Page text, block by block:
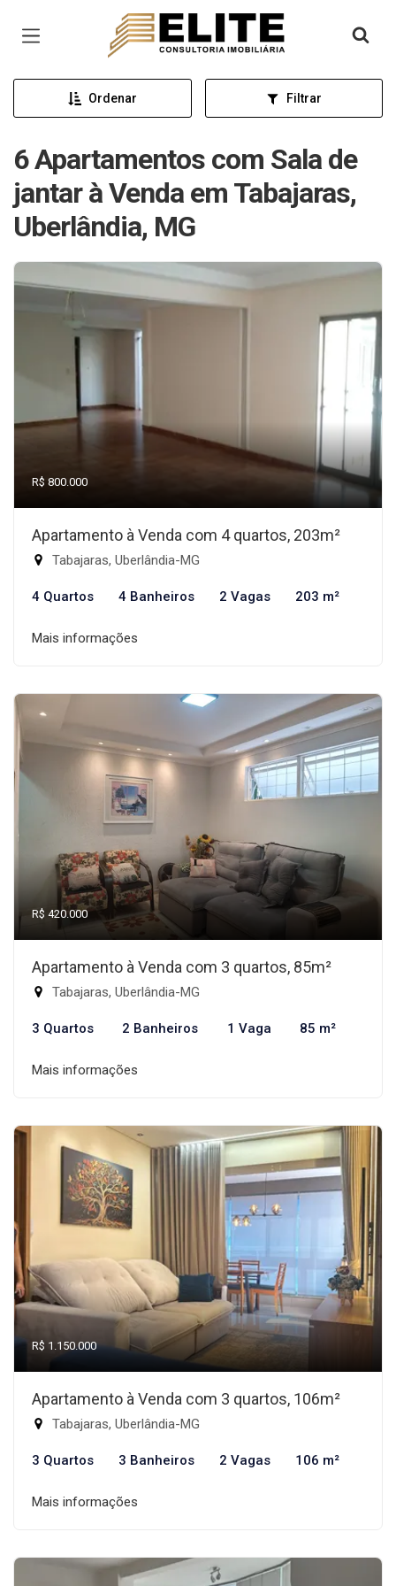
Página inicial
Ordenar Filtrar
6 Apartamentos com Sala de
jantar à Venda em Tabajaras,
Uberlândia, MG
R$ 800.000
Apartamento à Venda com 4 quartos, 203m²
Tabajaras, Uberlândia-MG
4 Quartos 4 Banheiros 2 Vagas 203 m²
Mais informações
R$ 420.000
Apartamento à Venda com 3 quartos, 85m²
Tabajaras, Uberlândia-MG
3 Quartos 2 Banheiros 1 Vaga 85 m²
Mais informações
R$ 1.150.000
Apartamento à Venda com 3 quartos, 106m²
Tabajaras, Uberlândia-MG
3 Quartos 3 Banheiros 2 Vagas 106 m²
Mais informações